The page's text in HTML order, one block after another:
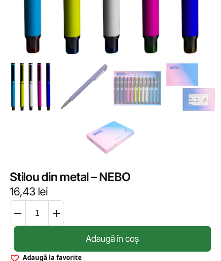
Stilou din metal – NEBO
16,43 lei
Adaugă în coș
Adaugă la favorite